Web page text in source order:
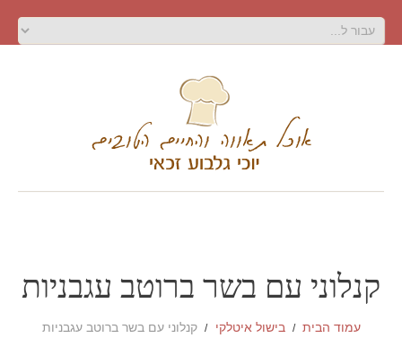
קנלוני עם בשר ברוטב עגבניות
עמוד הבית בישול איטלקי קנלוני עם בשר ברוטב עגבניות